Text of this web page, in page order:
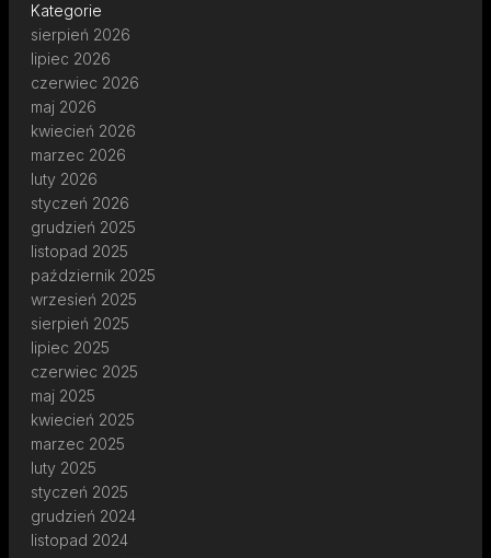
Kategorie
sierpień 2026
lipiec 2026
czerwiec 2026
maj 2026
kwiecień 2026
marzec 2026
luty 2026
styczeń 2026
grudzień 2025
listopad 2025
październik 2025
wrzesień 2025
sierpień 2025
lipiec 2025
czerwiec 2025
maj 2025
kwiecień 2025
marzec 2025
luty 2025
styczeń 2025
grudzień 2024
listopad 2024